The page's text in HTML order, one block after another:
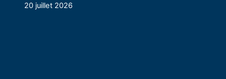
20 juillet 2026